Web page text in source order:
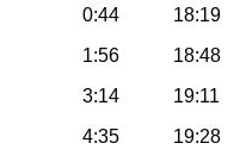
0:44 18:19
1:56 18:48
3:14 19:11
4:35 19:28